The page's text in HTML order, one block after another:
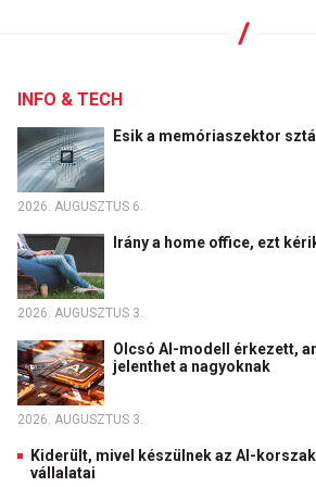
INFO & TECH
Esik a memóriaszektor
2026. AUGUSZTUS 6.
Irány a home office, ezt
2026. AUGUSZTUS 3.
Olcsó AI-modell érkezett,
jelenthet a nagyoknak
2026. AUGUSZTUS 3.
Kiderült, mivel készülnek az AI-
vállalatai